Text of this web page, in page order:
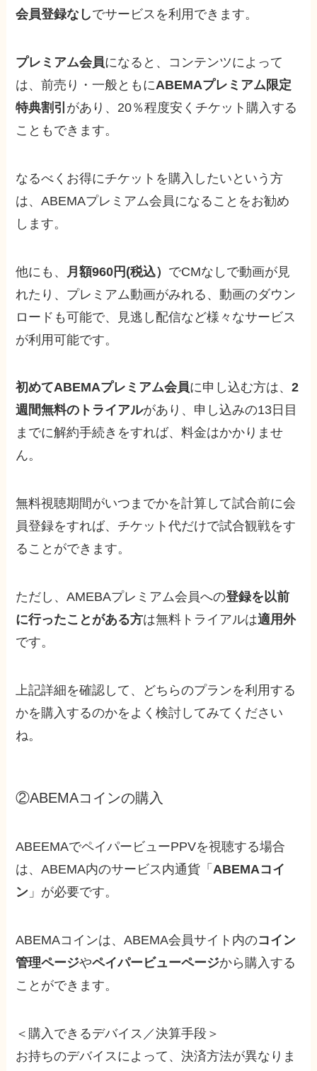
会員登録なしでサービスを利用できます。
プレミアム会員になると、 コンテンツによって
は、前売り・一般ともにABEMAプレミアム限定
特典割引 があり、20％程度安くチケット購入する
こともできます。
なるべく お得にチケットを購入したいという方
は、ABEMAプレミアム会員になる ことをお勧め
します。
他にも、 月額960円(税込） でCMなしで動画が見
れたり、プレミアム動画がみれる、動画のダウン
ロードも可能で、見逃し配信など様々なサービス
が利用可能です。
初めてABEMAプレミアム会員に申し込む方は、2
週間無料のトライアルがあり、申し込みの13日目
までに解約手続きをすれば、料金はかかりませ
ん。
無料視聴期間がいつまでかを計算して試合前に会
員登録をすれば、チケット代だけで試合観戦をす
ることができます。
ただし、AMEBAプレミアム会員への登録を以前
に行ったことがある方は無料トライアルは適用外
です。
上記詳細を確認して、どちらのプランを利用する
かを購入するのかをよく検討してみてください
ね。
②ABEMAコインの購入
ABEEMAでペイパービューPPVを視聴する場合
は、ABEMA内のサービス内通貨「ABEMAコイ
ン 」が必要です。
ABEMAコインは、ABEMA会員サイト内のコイン
管理ページやペイパービューページから購入する
ことができます。
＜購入できるデバイス／決算手段＞
お持ちのデバイスによって、決済方法が異なりま